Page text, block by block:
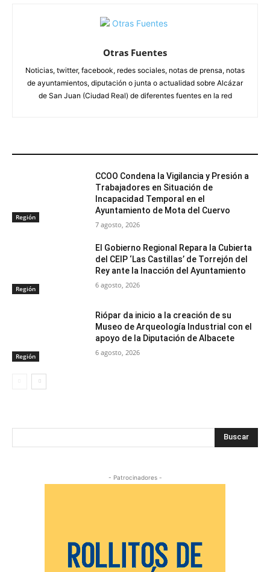
Otras Fuentes
Noticias, twitter, facebook, redes sociales, notas de prensa, notas
de ayuntamientos, diputación o junta o actualidad sobre Alcázar
de San Juan (Ciudad Real) de diferentes fuentes en la red
Región
CCOO Condena la Vigilancia y Presión a
Trabajadores en Situación de
Incapacidad Temporal en el
Ayuntamiento de Mota del Cuervo
7 agosto, 2026
Región
El Gobierno Regional Repara la Cubierta
del CEIP ‘Las Castillas’ de Torrejón del
Rey ante la Inacción del Ayuntamiento
6 agosto, 2026
Región
Riópar da inicio a la creación de su
Museo de Arqueología Industrial con el
apoyo de la Diputación de Albacete
6 agosto, 2026
Buscar
- Patrocinadores -